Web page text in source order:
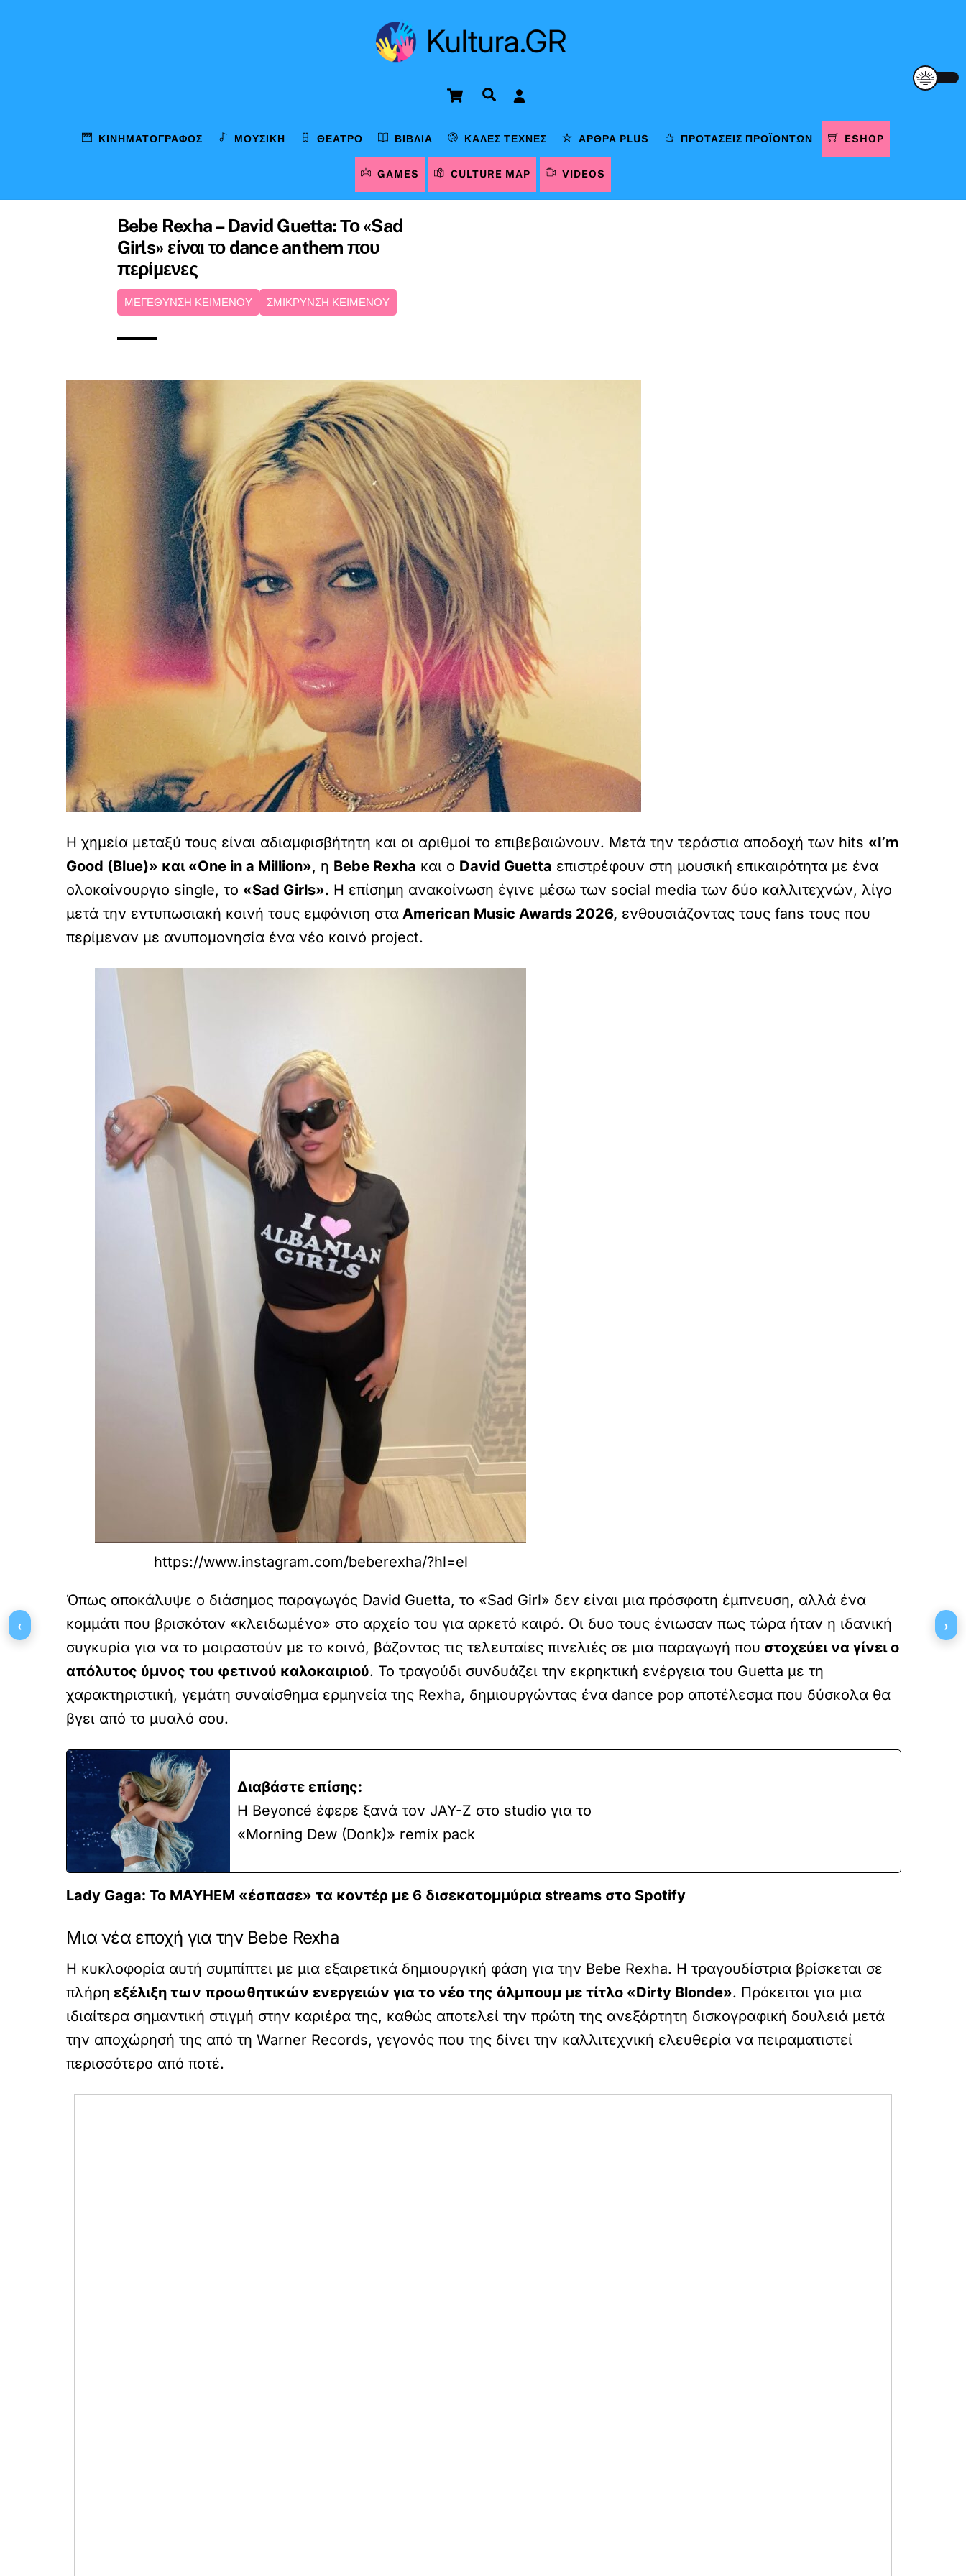
Cart Αναζήτηση
ΚΙΝΗΜΑΤΟΓΡΆΦΟΣ ΜΟΥΣΙΚΉ ΘΈΑΤΡΟ ΒΙΒΛΊΑ ΚΑΛΈΣ ΤΈΧΝΕΣ ΆΡΘΡΑ PLUS ΠΡΟΤΆΣΕΙΣ ΠΡΟΪΌΝΤΩΝ ESHOP
GAMES CULTURE MAP VIDEOS
Bebe Rexha – David Guetta: Το «Sad
Girls» είναι το dance anthem που
περίμενες
ΜΕΓΕΘΥΝΣΗ ΚΕΙΜΕΝΟΥ ΣΜΙΚΡΥΝΣΗ ΚΕΙΜΕΝΟΥ
Η χημεία μεταξύ τους είναι αδιαμφισβήτητη και οι αριθμοί το επιβεβαιώνουν. Μετά την τεράστια αποδοχή των hits «I’m
Good (Blue)» και «One in a Million», η Bebe Rexha και ο David Guetta επιστρέφουν στη μουσική επικαιρότητα με ένα
ολοκαίνουργιο single, το «Sad Girls». Η επίσημη ανακοίνωση έγινε μέσω των social media των δύο καλλιτεχνών, λίγο
μετά την εντυπωσιακή κοινή τους εμφάνιση στα American Music Awards 2026, ενθουσιάζοντας τους fans τους που
περίμεναν με ανυπομονησία ένα νέο κοινό project.
https://www.instagram.com/beberexha/?hl=el
Όπως αποκάλυψε ο διάσημος παραγωγός David Guetta, το «Sad Girl» δεν είναι μια πρόσφατη έμπνευση, αλλά ένα
κομμάτι που βρισκόταν «κλειδωμένο» στο αρχείο του για αρκετό καιρό. Οι δυο τους ένιωσαν πως τώρα ήταν η ιδανική
συγκυρία για να το μοιραστούν με το κοινό, βάζοντας τις τελευταίες πινελιές σε μια παραγωγή που στοχεύει να γίνει ο
απόλυτος ύμνος του φετινού καλοκαιριού. Το τραγούδι συνδυάζει την εκρηκτική ενέργεια του Guetta με τη
χαρακτηριστική, γεμάτη συναίσθημα ερμηνεία της Rexha, δημιουργώντας ένα dance pop αποτέλεσμα που δύσκολα θα
βγει από το μυαλό σου.
Διαβάστε επίσης:
Η Beyoncé έφερε ξανά τον JAY-Z στο studio για το
«Morning Dew (Donk)» remix pack
Lady Gaga: Το MAYHEM «έσπασε» τα κοντέρ με 6 δισεκατομμύρια streams στο Spotify
Μια νέα εποχή για την Bebe Rexha
Η κυκλοφορία αυτή συμπίπτει με μια εξαιρετικά δημιουργική φάση για την Bebe Rexha. Η τραγουδίστρια βρίσκεται σε
πλήρη εξέλιξη των προωθητικών ενεργειών για το νέο της άλμπουμ με τίτλο «Dirty Blonde». Πρόκειται για μια
ιδιαίτερα σημαντική στιγμή στην καριέρα της, καθώς αποτελεί την πρώτη της ανεξάρτητη δισκογραφική δουλειά μετά
την αποχώρησή της από τη Warner Records, γεγονός που της δίνει την καλλιτεχνική ελευθερία να πειραματιστεί
περισσότερο από ποτέ.
‹ ›